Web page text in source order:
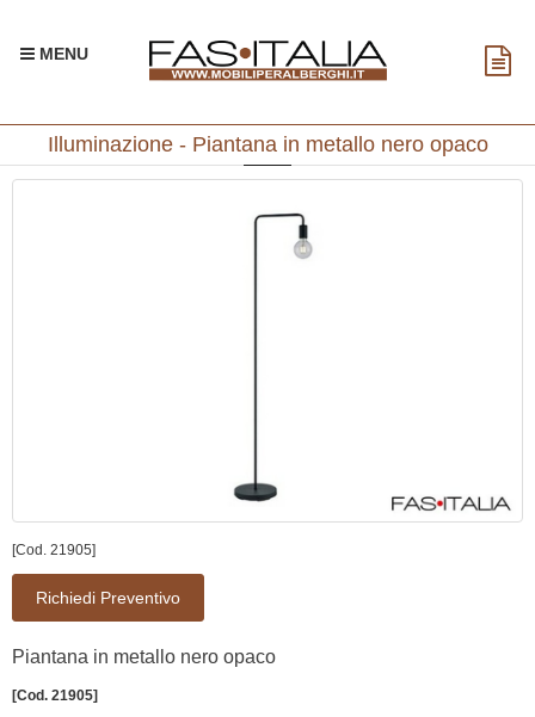
MENU
Illuminazione - Piantana in metallo nero opaco
[Cod. 21905]
Richiedi Preventivo
Piantana in metallo nero opaco
[Cod. 21905]